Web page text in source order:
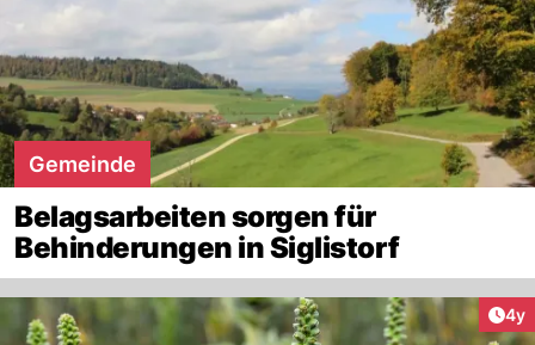
Gemeinde
Belagsarbeiten sorgen für
Behinderungen in Siglistorf
4y